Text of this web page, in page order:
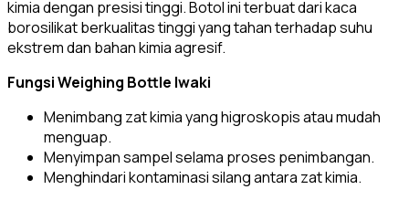
kimia dengan presisi tinggi. Botol ini terbuat dari kaca
borosilikat berkualitas tinggi yang tahan terhadap suhu
ekstrem dan bahan kimia agresif.
Fungsi Weighing Bottle Iwaki
Menimbang zat kimia yang higroskopis atau mudah
menguap.
Menyimpan sampel selama proses penimbangan.
Menghindari kontaminasi silang antara zat kimia.